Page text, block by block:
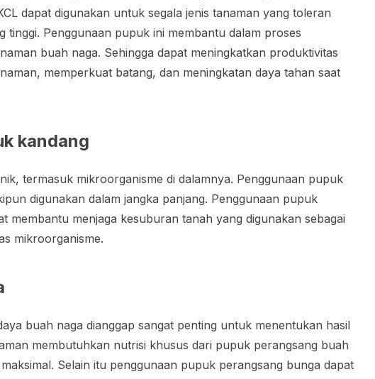
dapat digunakan untuk segala jenis tanaman yang toleran
tinggi. Penggunaan pupuk ini membantu dalam proses
buah naga. Sehingga dapat meningkatkan produktivitas
memperkuat batang, dan meningkatan daya tahan saat
kandang
termasuk mikroorganisme di dalamnya. Penggunaan pupuk
digunakan dalam jangka panjang. Penggunaan pupuk
membantu menjaga kesuburan tanah yang digunakan sebagai
mikroorganisme.
buah naga dianggap sangat penting untuk menentukan hasil
membutuhkan nutrisi khusus dari pupuk perangsang buah
Selain itu penggunaan pupuk perangsang bunga dapat